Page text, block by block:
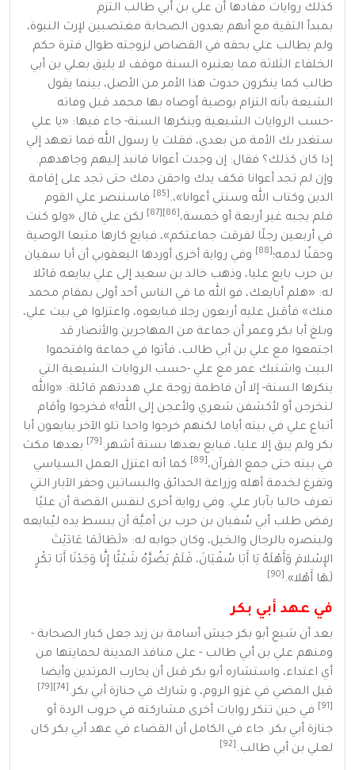
كذلك روايات مفادها أن علي بن أبي طالب التزم
بمبدأ التقية مع أنهم يعدون الصحابة مغتصبين لإرث النبوة،
ولم يطالب علي بحقه في القصاص لزوجته طوال فترة حكم
الخلفاء الثلاثة مما يعتبره السنة موقف لا يليق بعلي بن أبي
طالب كما ينكرون حدوث هذا الأمر من الأصل، بينما يقول
الشيعة بأنه التزام بوصية أوصاه بها محمد قبل وفاته
-حسب الروايات الشيعية وينكرها السنة- جاء فيها: «يا علي
ستغدر بك الأمة من بعدي، فقلت يا رسول الله فما تعهد إلي
إذا كان كذلك؟ فقال: إن وجدت أعوانا فانبذ إليهم وجاهدهم.
وإن لم تجد أعوانا فكف يدك واحقن دمك حتى تجد على إقامة
الدين وكتاب الله وسنتي أعوانا»،.
فاستنصر علي القوم
فلم يجبه غير أربعة أو خمسة،
لكن علي قال «ولو كنت
في أربعين رجلًا لفرقت جماعتكم»، فبايع كارها متبعا الوصية
وحقنًا لدمه؛
وفي رواية أخرى أوردها اليعقوبي أن أبا سفيان
بن حرب بايع عليا، وذهب خالد بن سعيد إلى علي يبايعه قائلا
له: «هلم أبايعك، فو الله ما في الناس أحد أولى بمقام محمد
منك» فأقبل عليه أربعون رجلا فبايعوه، واعتزلوا في بيت علي،
وبلغ أبا بكر وعمر أن جماعة من المهاجرين والأنصار قد
اجتمعوا مع علي بن أبي طالب، فأتوا في جماعة واقتحموا
البيت واشتبك عمر مع علي -حسب الروايات الشيعية التي
ينكرها السنة- إلا أن فاطمة زوجة علي هددتهم قائلة: «والله
لتخرجن أو لأكشفن شعري ولأعجن إلى الله!» فخرجوا وأقام
أتباع علي في بيته أياما لكنهم خرجوا واحدا تلو الآخر يبايعون أبا
بكر ولم يبق إلا عليا، فبايع بعدها بستة أشهر.
بعدها مكث
في بيته حتى جمع القرآن،
كما أنه اعتزل العمل السياسي
وتفرغ لخدمة أهله وزراعة الحدائق والبساتين وحفر الآبارالتي
تعرف حاليا بآبار علي. وفي رواية أخرى لنفس القصة أن عليًا
رفض طلب أبي سُفيان بن حرب بن أميَّة أن يبسط يده ليُبايعه
ولينصره بالرجال والخيل، وكان جوابه له: «لَطَالَمَا عَادَيْتَ
الإِسْلامَ وَأَهْلَهُ يَا أَبَا سُفْيَانَ، فَلَمْ يَضُرَّهُ شَيْئًا إِنَّا وَجَدْنَا أَبَا بَكْرٍ
لَهَا أَهْلا»
.
في عهد أبي بكر
بعد أن شيع أبو بكرجيش أسامة بن زيد جعل كبار الصحابة -
ومنهم علي بن أبي طالب - على منافذ المدينة لحمايتها من
أي اعتداء، واستشاره أبو بكر قبل أن يحارب المرتدين وأيضا
قبل المضي في غزو الروم، و شارك في جنازة أبي بكر.
في حين تنكر روايات أخرى مشاركته في حروب الردة أو
جنازة أبي بكر. جاء في الكامل أن القضاء في عهد أبي بكر كان
لعلي بن أبي طالب.